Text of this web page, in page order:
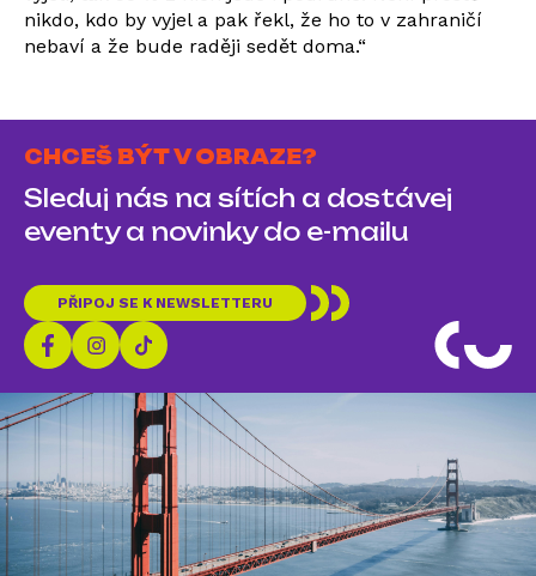
nikdo, kdo by vyjel a pak řekl, že ho to v zahraničí
nebaví a že bude raději sedět doma.“
CHCEŠ BÝT V OBRAZE?
Sleduj nás na sítích a dostávej
eventy a novinky do e-mailu
PŘIPOJ SE K NEWSLETTERU